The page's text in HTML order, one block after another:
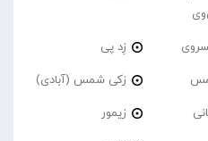
زِد پی
زکی شمس (آبادی)
زیمور